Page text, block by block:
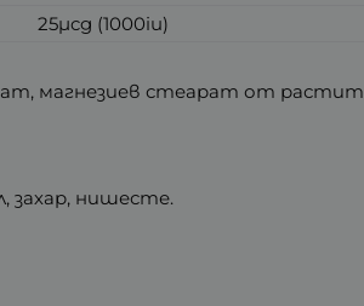
25µcg (1000iu)
магнезиев стеарат от
захар, нишесте.